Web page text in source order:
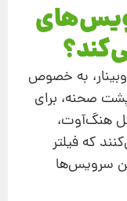
به خصوص
صحنه، برای
هنگ‌آوت،
که فیلتر
سرویس‌ها